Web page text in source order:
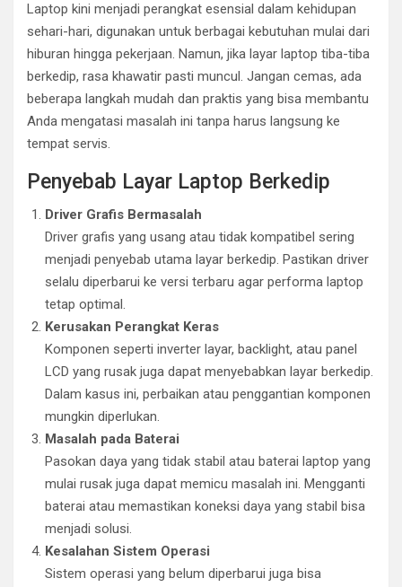
Laptop kini menjadi perangkat esensial dalam kehidupan
sehari-hari, digunakan untuk berbagai kebutuhan mulai dari
hiburan hingga pekerjaan. Namun, jika layar laptop tiba-tiba
berkedip, rasa khawatir pasti muncul. Jangan cemas, ada
beberapa langkah mudah dan praktis yang bisa membantu
Anda mengatasi masalah ini tanpa harus langsung ke
tempat servis.
Penyebab Layar Laptop Berkedip
Driver Grafis Bermasalah
Driver grafis yang usang atau tidak kompatibel sering
menjadi penyebab utama layar berkedip. Pastikan driver
selalu diperbarui ke versi terbaru agar performa laptop
tetap optimal.
Kerusakan Perangkat Keras
Komponen seperti inverter layar, backlight, atau panel
LCD yang rusak juga dapat menyebabkan layar berkedip.
Dalam kasus ini, perbaikan atau penggantian komponen
mungkin diperlukan.
Masalah pada Baterai
Pasokan daya yang tidak stabil atau baterai laptop yang
mulai rusak juga dapat memicu masalah ini. Mengganti
baterai atau memastikan koneksi daya yang stabil bisa
menjadi solusi.
Kesalahan Sistem Operasi
Sistem operasi yang belum diperbarui juga bisa